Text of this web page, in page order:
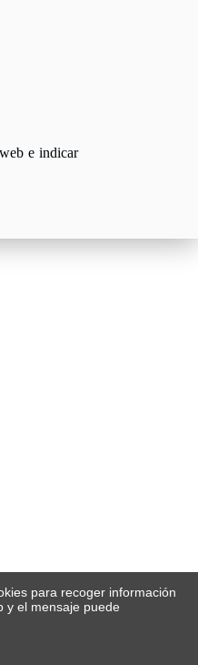
e indicar
para recoger información
y el mensaje puede